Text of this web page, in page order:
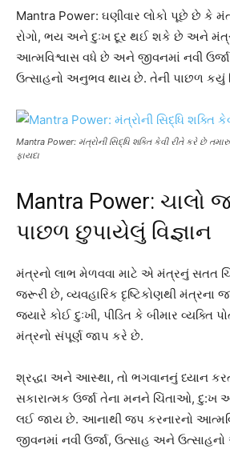
Mantra Power: ઘણીવાર લોકો પૂછે છે કે
રોગો, ભય અને દુઃખ દૂર થઈ શકે છે અને
આત્મવિશ્વાસ વધે છે અને જીવનમાં નવી
ઉત્સાહનો અનુભવ થાય છે. તેની પાછળ કયું
Mantra Power: મંત્રોની સિદ્ધિ શક્તિ કેવી રીતે કરે છે
ફાયદા
Mantra Power: ચાલો
પાછળ છુપાયેલું વિજ્ઞાન
મંત્રનો લાભ મેળવવા માટે એ મંત્રનું સતત
જરૂરી છે, વ્યવહારિક દૃષ્ટિકોણથી મંત્રના
જ્યારે કોઈ દુઃખી, પીડિત કે બીમાર વ્યક્તિ
મંત્રનો સંપૂર્ણ જાપ કરે છે.
શ્રદ્ધા અને આસ્થા, તો ભગવાનનું ધ્યાન
સકારાત્મક ઉર્જા તેના મનને ચિંતાઓ, દુ:ખ
લઈ જાય છે. આનાથી જપ કરનારનો
જીવનમાં નવી ઉર્જા, ઉત્સાહ અને